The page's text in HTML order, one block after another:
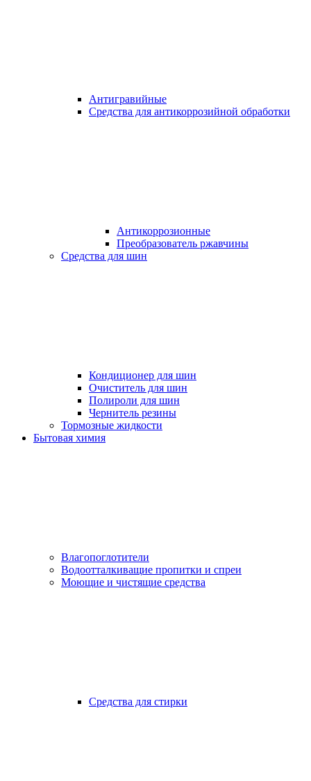
Антигравийные
Средства для антикоррозийной обработки
Антикоррозионные
Преобразователь ржавчины
Средства для шин
Кондиционер для шин
Очиститель для шин
Полироли для шин
Чернитель резины
Тормозные жидкости
Бытовая химия
Влагопоглотители
Водоотталкиващие пропитки и спреи
Моющие и чистящие средства
Средства для стирки